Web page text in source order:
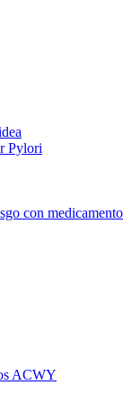
Pylori
con
ACWY